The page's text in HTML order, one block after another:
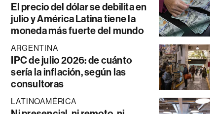
El precio del dólar se debilita en
julio y América Latina tiene la
moneda más fuerte del mundo
ARGENTINA
IPC de julio 2026: de cuánto
sería la inflación, según las
consultoras
LATINOAMÉRICA